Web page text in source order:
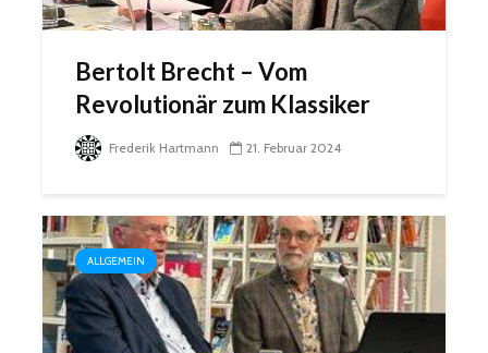
Bertolt Brecht – Vom
Revolutionär zum Klassiker
Frederik Hartmann 21. Februar 2024
ALLGEMEIN